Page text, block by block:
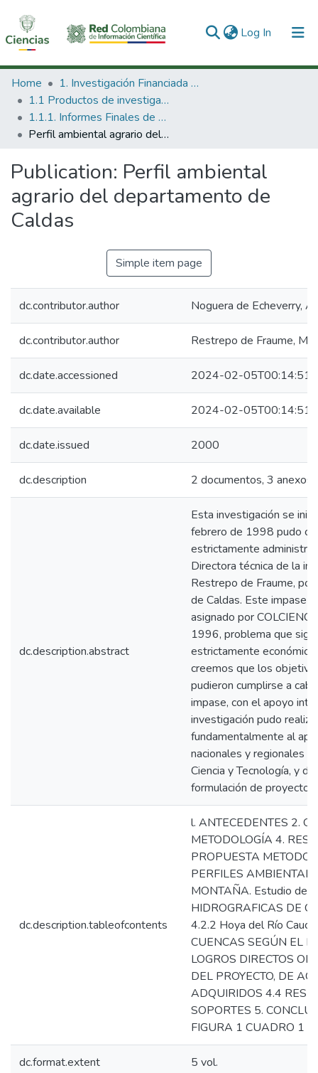
Log In (current)
Communities & Collections
All of DSpace
Statistics
Home
1. Investigación Financiada con Recursos Públicos
1.1 Productos de investigación
1.1.1. Informes Finales de Proyectos de Investigación
Perfil ambiental agrario del departamento de Caldas
Publication: Perfil ambiental
agrario del departamento de
Caldas
Simple item page
dc.contributor.author Noguera de Echeverry,
dc.contributor.author Restrepo de Fraume,
dc.date.accessioned 2024-02-05T00:14:51Z
dc.date.available 2024-02-05T00:14:51Z
dc.date.issued 2000
dc.description 2 documentos, 3 anexos
dc.description.abstract
Esta investigación se
febrero de 1998 pudo
estrictamente
Directora técnica de la
Restrepo de Fraume,
de Caldas. Este impase
asignado por
1996, problema que
estrictamente
creemos que los
pudieron cumplirse a
impase, con el apoyo
investigación pudo
fundamentalmente al
nacionales y regionales
Ciencia y Tecnología, y
formulación de
dc.description.tableofcontents
l. ANTECEDENTES 2.
METODOLOGÍA 4.
PROPUESTA
PERFILES
MONTAÑA. Estudio de
HIDROGRAFICAS DE
4.2.2 Hoya del Río
CUENCAS SEGÚN EL
LOGROS DIRECTOS
DEL PROYECTO, DE
ADQUIRIDOS 4.4
SOPORTES 5.
FIGURA 1 CUADRO 1
dc.format.extent 5 vol.